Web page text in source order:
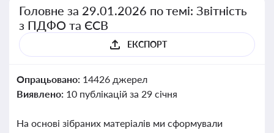
Головне за 29.01.2026 по темі: Звітність
з ПДФО та ЄСВ
ЕКСПОРТ
Опрацьовано: 14426 джерел
Виявлено: 10 публікацій за 29 січня
На основі зібраних матеріалів ми сформували